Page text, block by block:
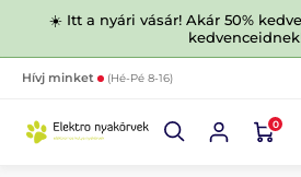
☀️ Itt a nyári vásár! Akár 50%
Hívj minket (Hé-Pé 8-16)
0